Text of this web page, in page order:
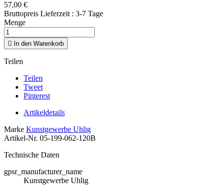
57,00 €
Bruttopreis Lieferzeit : 3-7 Tage
Menge
 In den Warenkorb
Teilen
Teilen
Tweet
Pinterest
Artikeldetails
Marke Kunstgewerbe Uhlig
Artikel-Nr. 05-199-062-120B
Technische Daten
gpsr_manufacturer_name
Kunstgewerbe Uhlig